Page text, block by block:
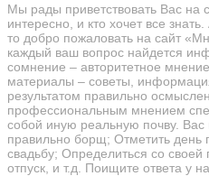
Мы рады приветствовать Вас на
интересно, и кто хочет все
то добро пожаловать на сайт
каждый ваш вопрос найдется
сомнение – авторитетное
материалы – советы,
результатом правильно
профессиональным мнением
собой иную реальную почву. Вас
правильно борщ; Отметить день
свадьбу; Определиться со
отпуск, и т.д. Поищите ответа у